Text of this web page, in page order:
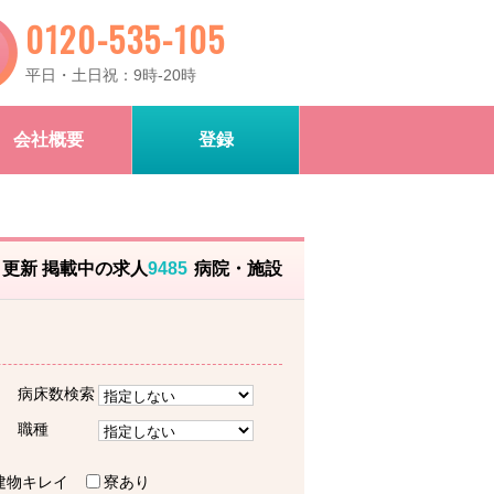
0120-535-105
平日・土日祝：9時-20時
会社概要 登録
新 掲載中の求人9485 病院・施設
病床数検索
職種
物キレイ 寮あり